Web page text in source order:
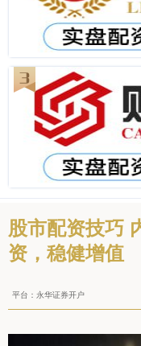
股市配资技巧
资，稳健增值
平台：永华证券开户